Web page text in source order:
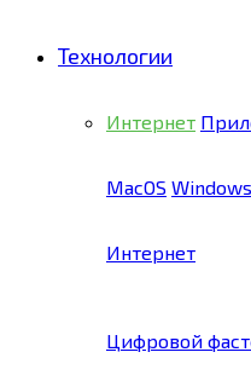
Технологии
Интернет
MacOS Windows
Интернет
Цифровой